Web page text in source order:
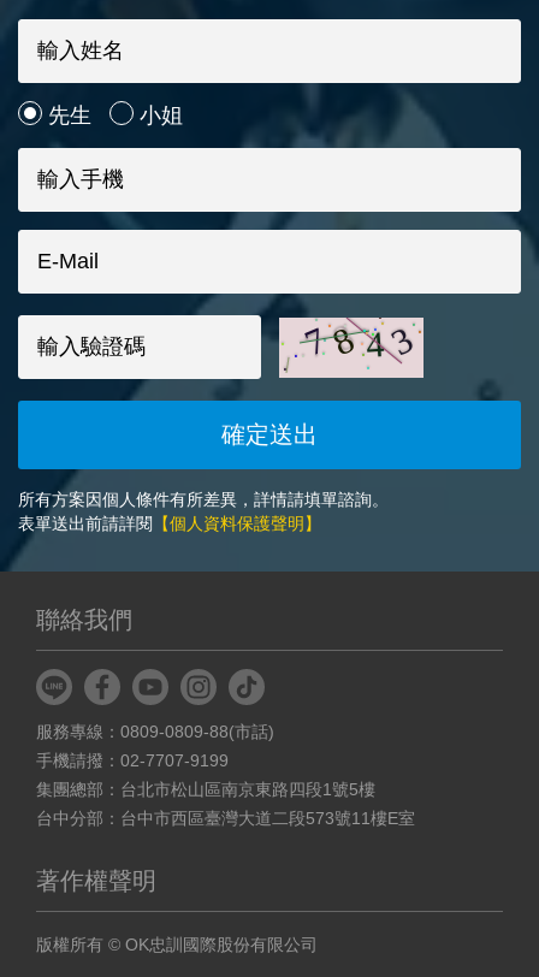
先生 小姐
所有方案因個人條件有所差異，詳情請填單諮詢。
表單送出前請詳閱 【個人資料保護聲明】
聯絡我們
服務專線：0809-0809-88(市話)
手機請撥：02-7707-9199
集團總部：台北市松山區南京東路四段1號5樓
台中分部：台中市西區臺灣大道二段573號11樓E室
著作權聲明
版權所有 © OK忠訓國際股份有限公司